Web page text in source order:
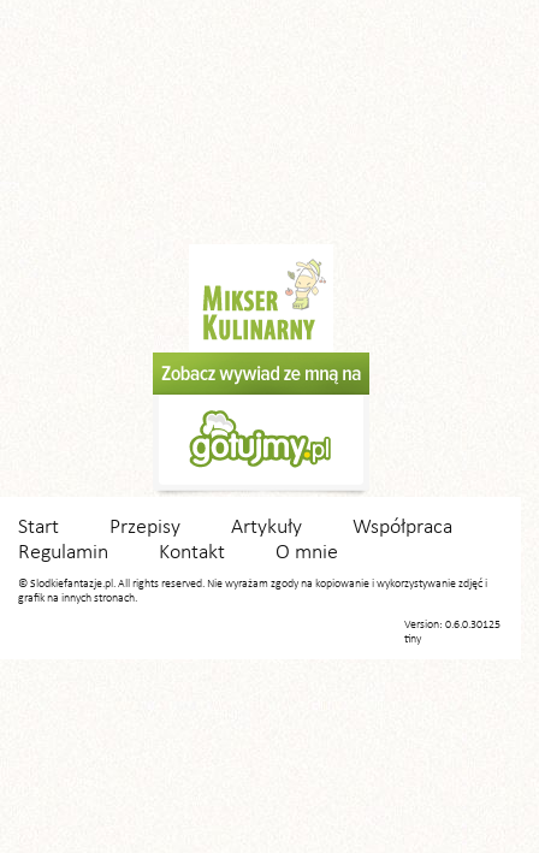
Start Przepisy Artykuły
Współpraca
Regulamin
Kontakt O mnie
© Slodkiefantazje.pl. All rights reserved. Nie wyrażam zgody na kopiowanie i wykorzystywanie zdjęć i
grafik na innych stronach.
Version: 0.6.0.30125
tiny